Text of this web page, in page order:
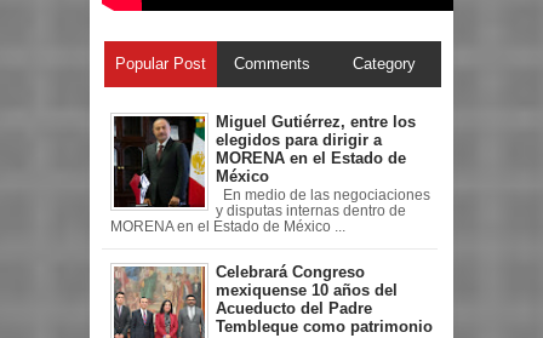
Popular Post Comments Category
Miguel Gutiérrez, entre los
elegidos para dirigir a
MORENA en el Estado de
México
En medio de las negociaciones
y disputas internas dentro de
MORENA en el Estado de México ...
Celebrará Congreso
mexiquense 10 años del
Acueducto del Padre
Tembleque como patrimonio